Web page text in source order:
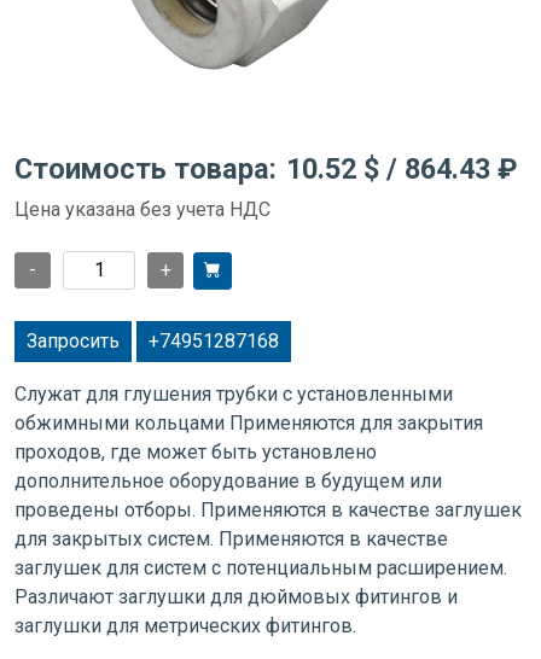
Стоимость товара: 10.52 $ / 864.43 ₽
Цена указана без учета НДС
- +
Запросить +74951287168
Служат для глушения трубки с установленными
обжимными кольцами Применяются для закрытия
проходов, где может быть установлено
дополнительное оборудование в будущем или
проведены отборы. Применяются в качестве заглушек
для закрытых систем. Применяются в качестве
заглушек для систем с потенциальным расширением.
Различают заглушки для дюймовых фитингов и
заглушки для метрических фитингов.